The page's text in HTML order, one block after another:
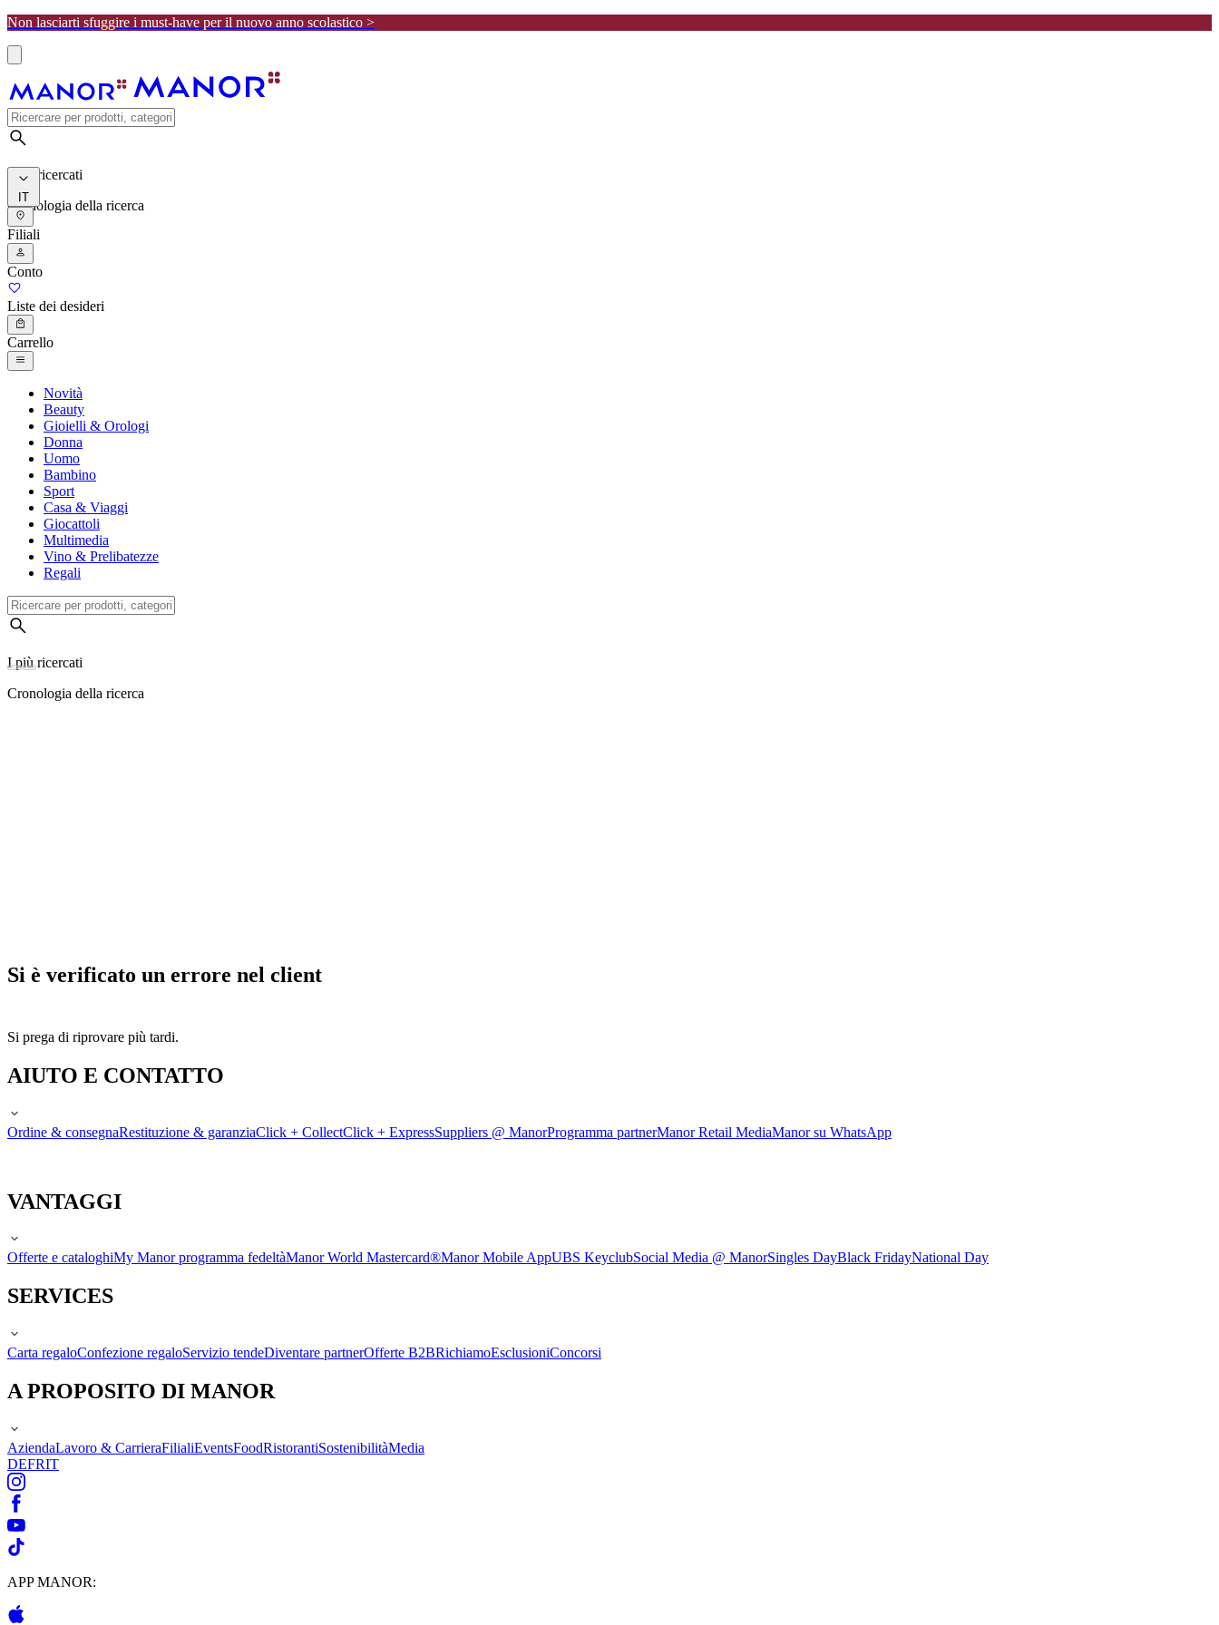
Non lasciarti sfuggire i must-have per il nuovo anno scolastico >
I più ricercati
Cronologia della ricerca
IT
Filiali
Conto
Liste dei desideri
Carrello
Novità
Beauty
Gioielli & Orologi
Donna
Uomo
Bambino
Sport
Casa & Viaggi
Giocattoli
Multimedia
Vino & Prelibatezze
Regali
I più ricercati
Cronologia della ricerca
Si è verificato un errore nel client
Si prega di riprovare più tardi.
AIUTO E CONTATTO
Ordine & consegnaRestituzione & garanziaClick + CollectClick + ExpressSuppliers @ ManorProgramma partnerManor Retail MediaManor su WhatsApp
VANTAGGI
Offerte e cataloghiMy Manor programma fedeltàManor World Mastercard®Manor Mobile AppUBS KeyclubSocial Media @ ManorSingles DayBlack FridayNational Day
SERVICES
Carta regaloConfezione regaloServizio tendeDiventare partnerOfferte B2BRichiamoEsclusioniConcorsi
A PROPOSITO DI MANOR
AziendaLavoro & CarrieraFilialiEventsFoodRistorantiSostenibilitàMedia
DEFRIT
APP MANOR: